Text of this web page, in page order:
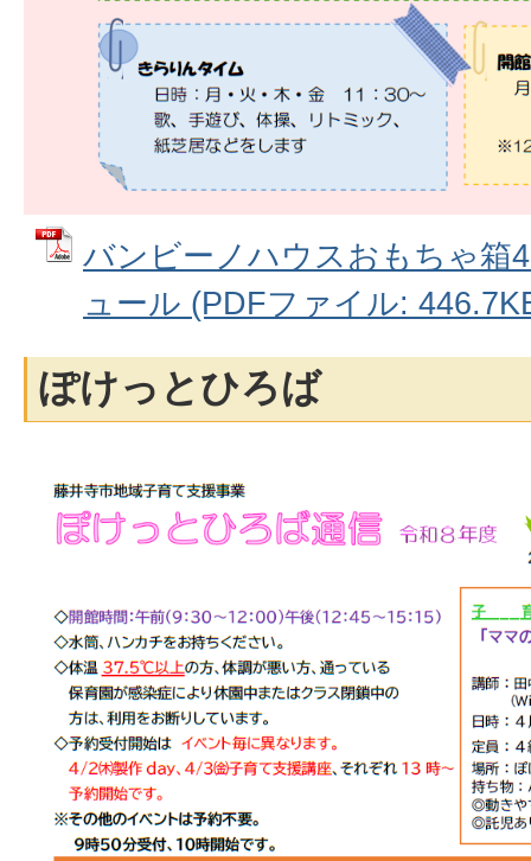
バンビーノハウスおもちゃ箱
ュール (PDFファイル:
ぽけっとひろば